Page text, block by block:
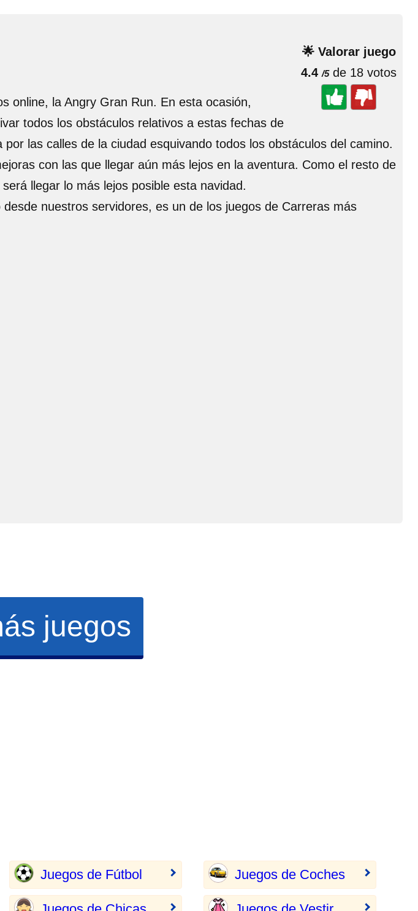
🌟 Valorar juego
4.4 /5de 18 votos
online, la Angry Gran Run. En esta ocasión,
todos los obstáculos relativos a estas fechas de
las calles de la ciudad esquivando todos los obstáculos del camino.
con las que llegar aún más lejos en la aventura. Como el resto de
llegar lo más lejos posible esta navidad.
nuestros servidores, es un de los juegos de Carreras más
juegos
Juegos de Fútbol Juegos de Coches